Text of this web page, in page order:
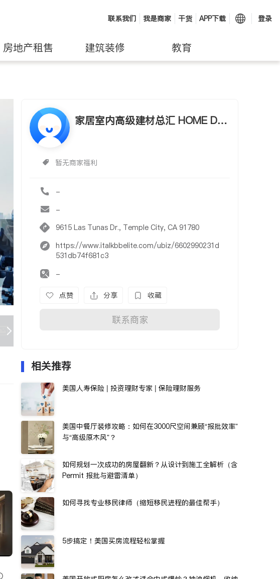
联系我们 我是商家 干货 APP下载 登录
房地产租售 建筑装修 教育
家居室内高级建材总汇 HOME DE
暂无商家福利
-
-
9615 Las Tunas Dr., Temple City, CA 91780
https://www.italkbbelite.com/ubiz/6602990231d
531db74f681c3
-
点赞 分享 收藏
联系商家
相关推荐
美国人寿保险 | 投资理财专家 | 保险理财服务
美国中餐厅装修攻略：如何在3000尺空间兼顾“报批效率”
与“高级原木风”？
如何规划一次成功的房屋翻新？从设计到施工全解析（含
Permit 报批与避雷清单）
如何寻找专业移民律师（缩短移民进程的最佳帮手）
5步搞定！美国买房流程轻松掌握